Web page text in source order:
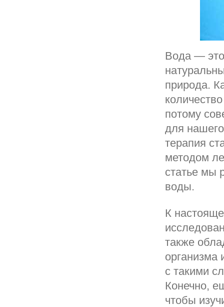
Вода —
природа.
потому
для
терапия
методом
статье мы
воды.
К
также
с такими
Конечно,
чтобы